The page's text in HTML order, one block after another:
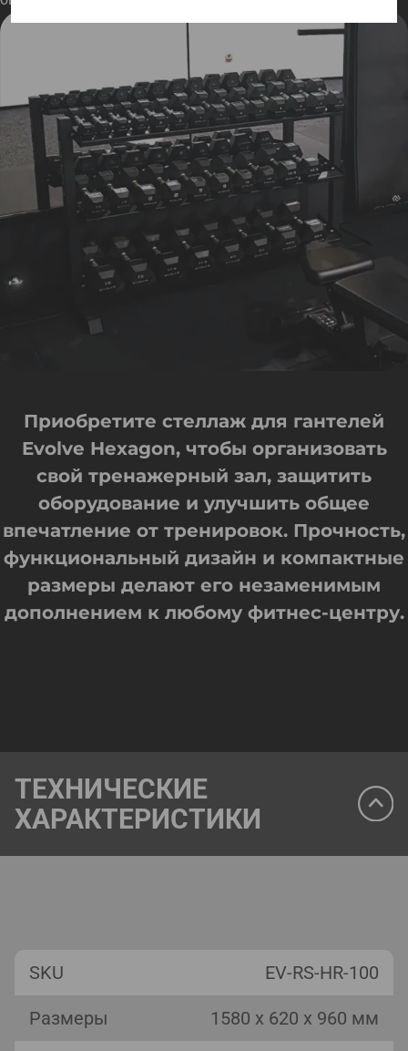
Приобретите стеллаж для гантелей
Evolve Hexagon, чтобы организовать
свой тренажерный зал, защитить
оборудование и улучшить общее
впечатление от тренировок. Прочность,
функциональный дизайн и компактные
размеры делают его незаменимым
дополнением к любому фитнес-центру.
ТЕХНИЧЕСКИЕ
ХАРАКТЕРИСТИКИ
SKU EV-RS-HR-100
Размеры 1580 x 620 x 960 мм